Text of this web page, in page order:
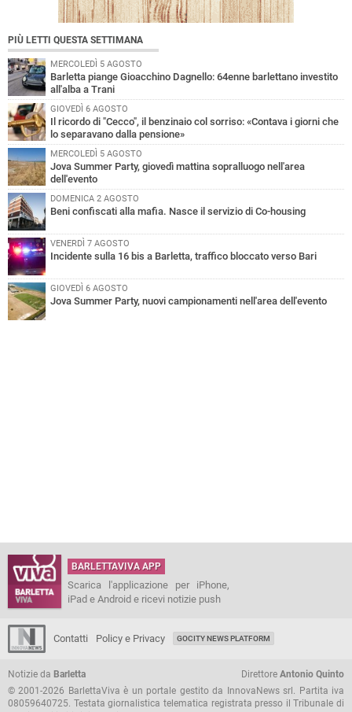
PIÙ LETTI QUESTA SETTIMANA
MERCOLEDÌ 5 AGOSTO
Barletta piange Gioacchino Dagnello: 64enne barlettano investito
all'alba a Trani
GIOVEDÌ 6 AGOSTO
Il ricordo di "Cecco", il benzinaio col sorriso: «Contava i giorni che
lo separavano dalla pensione»
MERCOLEDÌ 5 AGOSTO
Jova Summer Party, giovedì mattina sopralluogo nell'area
dell'evento
DOMENICA 2 AGOSTO
Beni confiscati alla mafia. Nasce il servizio di Co-housing
VENERDÌ 7 AGOSTO
Incidente sulla 16 bis a Barletta, traffico bloccato verso Bari
GIOVEDÌ 6 AGOSTO
Jova Summer Party, nuovi campionamenti nell'area dell'evento
BARLETTAVIVA APP
Scarica l'applicazione per iPhone,
iPad e Android e ricevi notizie push
Contatti Policy e Privacy GOCITY NEWS PLATFORM
Notizie da Barletta Direttore Antonio Quinto
© 2001-2026 BarlettaViva è un portale gestito da InnovaNews srl. Partita iva
08059640725. Testata giornalistica telematica registrata presso il Tribunale di